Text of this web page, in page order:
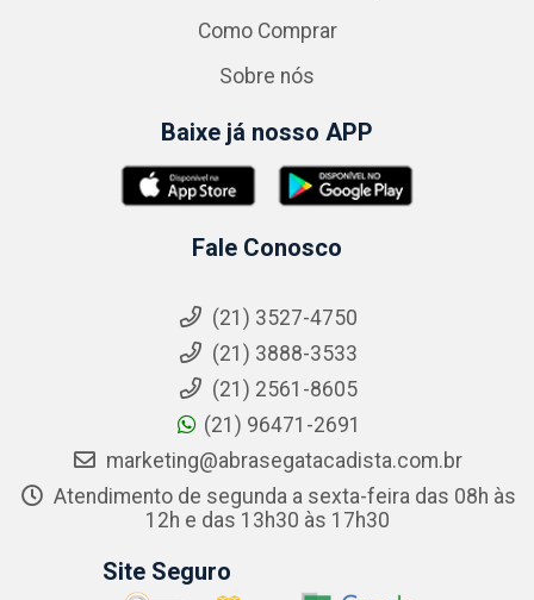
Como Comprar
Sobre nós
Baixe já nosso APP
Fale Conosco
(21) 3527-4750
(21) 3888-3533
(21) 2561-8605
(21) 96471-2691
marketing@abrasegatacadista.com.br
Atendimento de segunda a sexta-feira das 08h às
12h e das 13h30 às 17h30
Site Seguro